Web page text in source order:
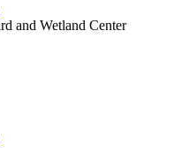
and Wetland Center